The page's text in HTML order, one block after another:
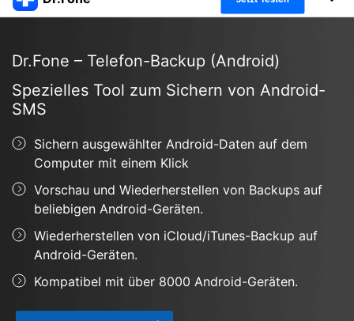
Überblick
Lösungen
Presseraum
Shop
Support
Alles-in-einem-Toolkit
Weitere Tools und Apps
Full Toolkit anzeigen >
Entdecken Sie weitere Dr.Fone-Lösungen
Lernen und Unterstützung
Ressourcen & Lernen
Hilfe und Unterstützung erhalten
Android 16 FRP-Umgehung
DOWNLOAD
Dr.Fone – Telefon-Backup (Android)
Spezielles Tool zum Sichern von Android-
SMS
Sichern ausgewählter Android-Daten auf dem
Computer mit einem Klick
Vorschau und Wiederherstellen von Backups auf
beliebigen Android-Geräten.
Wiederherstellen von iCloud/iTunes-Backup auf
Android-Geräten.
Kompatibel mit über 8000 Android-Geräten.